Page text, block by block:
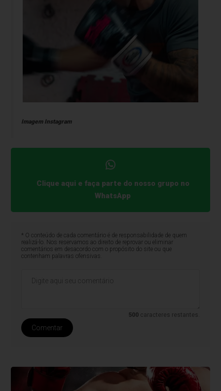
Imagem Instagram
Clique aqui e faça parte do nosso grupo no
WhatsApp
* O conteúdo de cada comentário é de responsabilidade de quem
realizá-lo. Nos reservamos ao direito de reprovar ou eliminar
comentários em desacordo com o propósito do site ou que
contenham palavras ofensivas.
500 caracteres restantes.
Comentar